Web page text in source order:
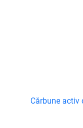
Cărbune